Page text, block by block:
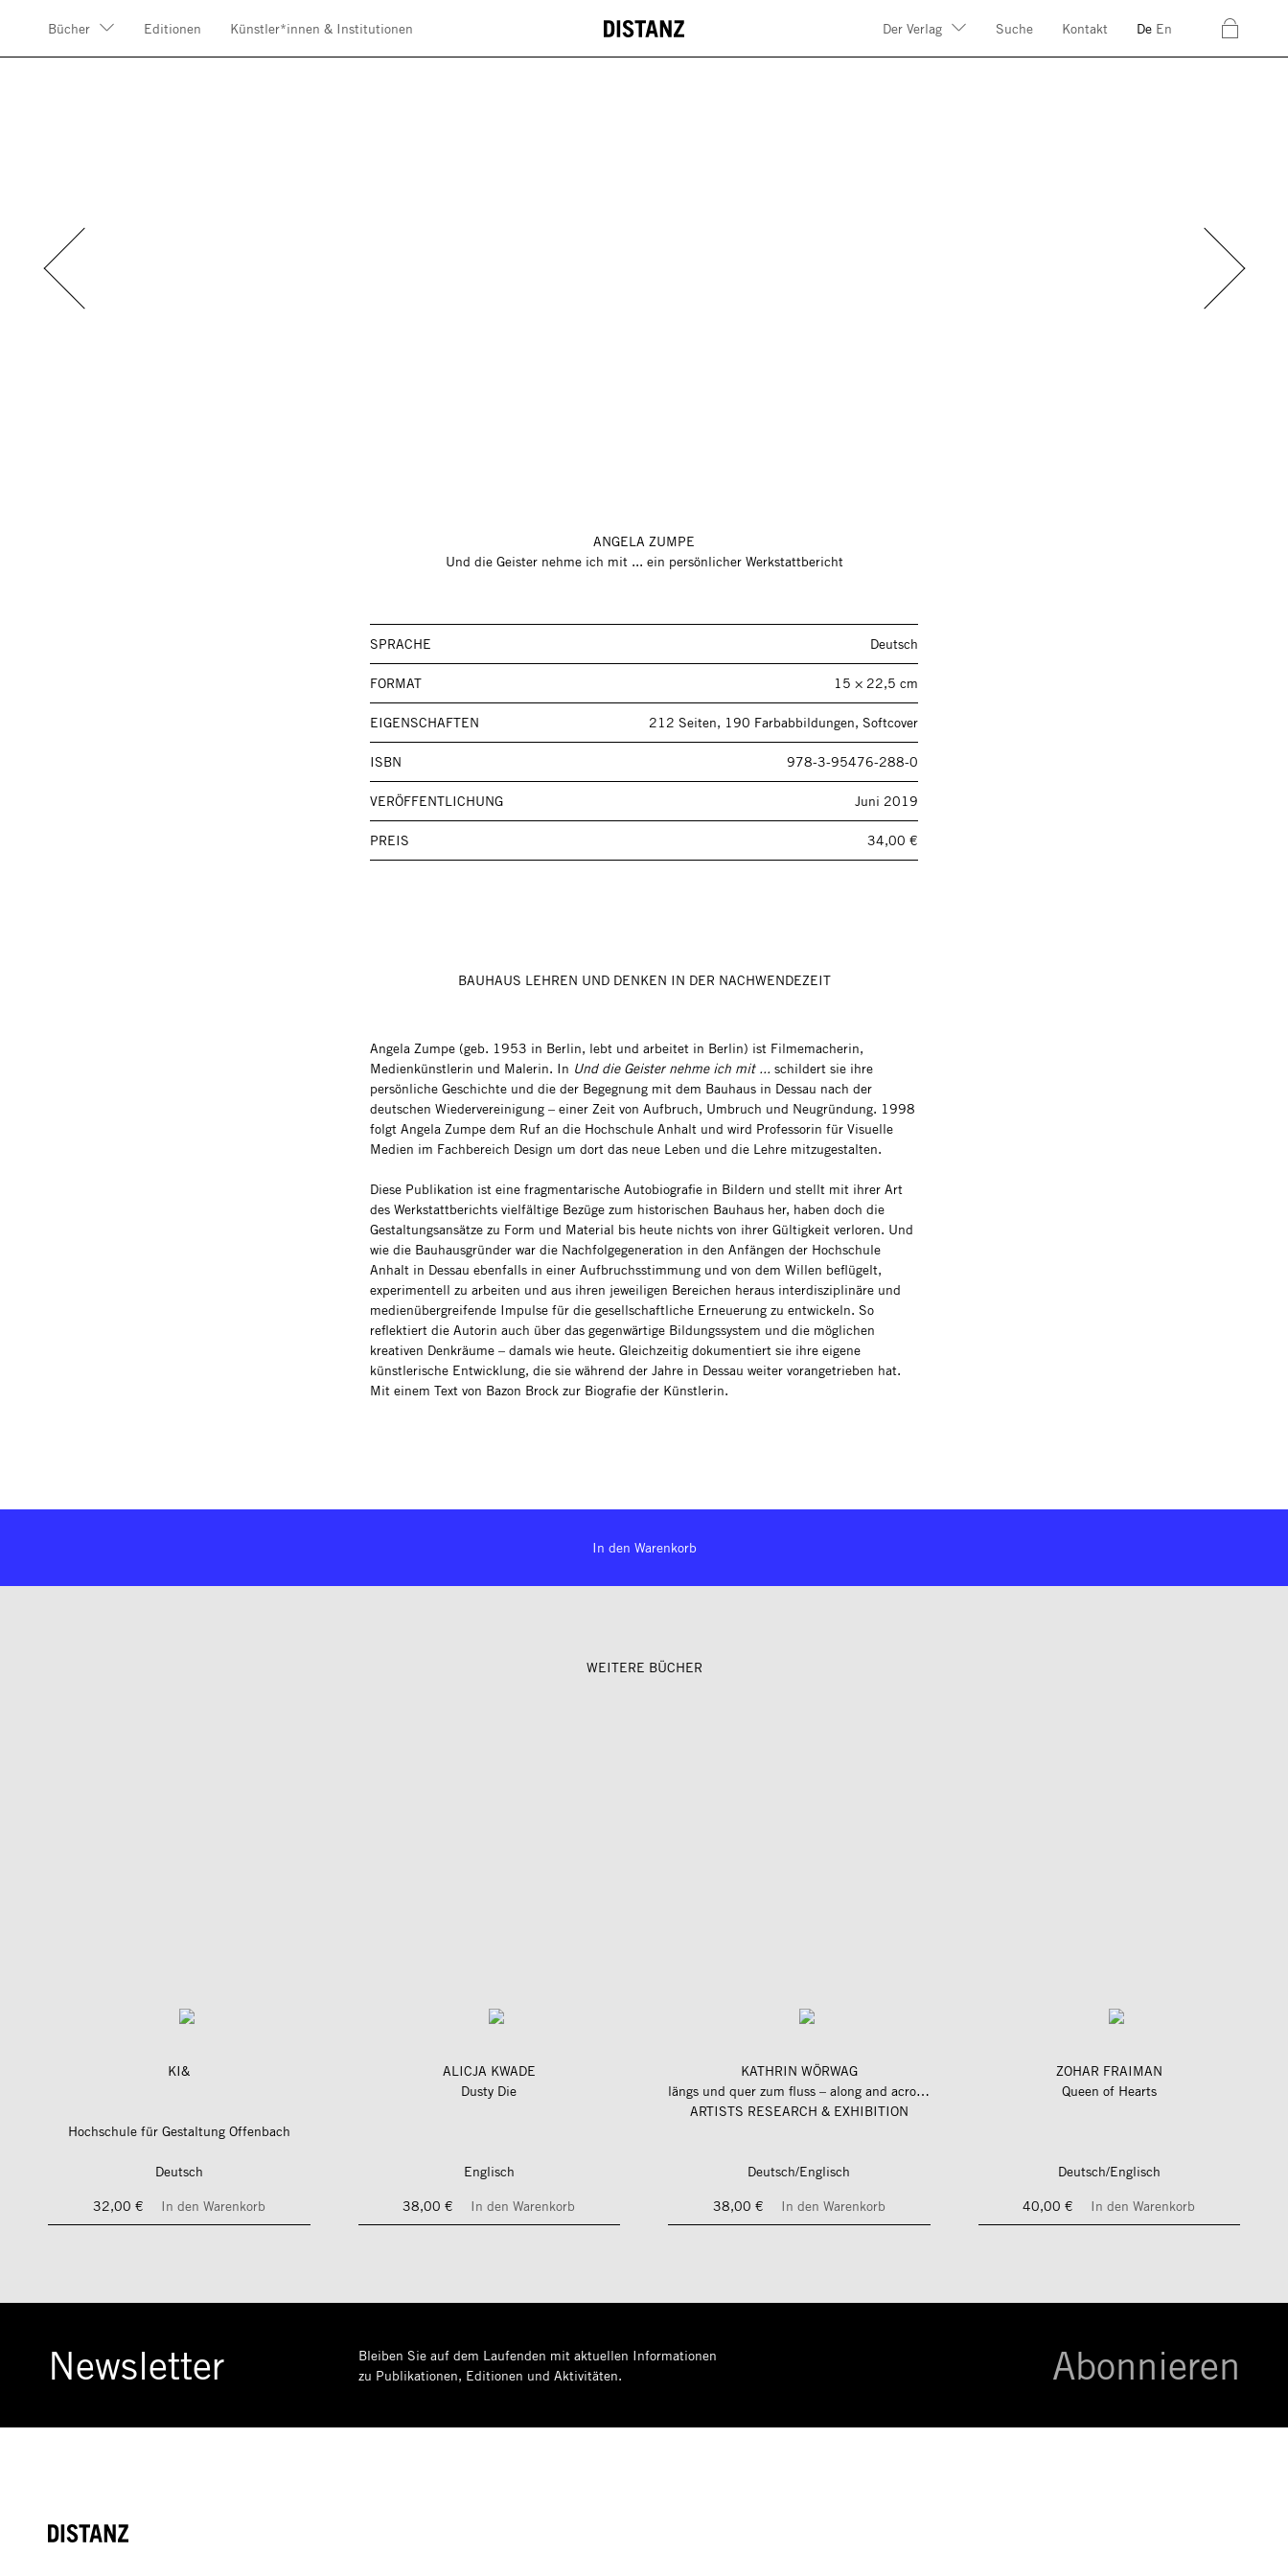
Bücher
Editionen Künstler*innen & Institutionen Der Verlag Suche Kontakt De En c
ANGELA ZUMPE
Und die Geister nehme ich mit ... ein persönlicher Werkstattbericht
SPRACHE Deutsch
FORMAT 15 × 22,5 cm
EIGENSCHAFTEN 212 Seiten, 190 Farbabbildungen, Softcover
ISBN 978-3-95476-288-0
VERÖFFENTLICHUNG Juni 2019
PREIS 34,00 €
BAUHAUS LEHREN UND DENKEN IN DER NACHWENDEZEIT
Angela Zumpe (geb. 1953 in Berlin, lebt und arbeitet in Berlin) ist Filmemacherin,
Medienkünstlerin und Malerin. In Und die Geister nehme ich mit ... schildert sie ihre
persönliche Geschichte und die der Begegnung mit dem Bauhaus in Dessau nach der
deutschen Wiedervereinigung – einer Zeit von Aufbruch, Umbruch und Neugründung. 1998
folgt Angela Zumpe dem Ruf an die Hochschule Anhalt und wird Professorin für Visuelle
Medien im Fachbereich Design um dort das neue Leben und die Lehre mitzugestalten.
Diese Publikation ist eine fragmentarische Autobiografie in Bildern und stellt mit ihrer Art
des Werkstattberichts vielfältige Bezüge zum historischen Bauhaus her, haben doch die
Gestaltungsansätze zu Form und Material bis heute nichts von ihrer Gültigkeit verloren. Und
wie die Bauhausgründer war die Nachfolgegeneration in den Anfängen der Hochschule
Anhalt in Dessau ebenfalls in einer Aufbruchsstimmung und von dem Willen beflügelt,
experimentell zu arbeiten und aus ihren jeweiligen Bereichen heraus interdisziplinäre und
medienübergreifende Impulse für die gesellschaftliche Erneuerung zu entwickeln. So
reflektiert die Autorin auch über das gegenwärtige Bildungssystem und die möglichen
kreativen Denkräume – damals wie heute. Gleichzeitig dokumentiert sie ihre eigene
künstlerische Entwicklung, die sie während der Jahre in Dessau weiter vorangetrieben hat.
Mit einem Text von Bazon Brock zur Biografie der Künstlerin.
In den Warenkorb
WEITERE BÜCHER
KI&
Hochschule für Gestaltung Offenbach
Deutsch
32,00 €
In den Warenkorb
ALICJA KWADE
Dusty Die
Englisch
38,00 €
In den Warenkorb
KATHRIN WÖRWAG
längs und quer zum fluss – along and across the river
ARTISTS RESEARCH & EXHIBITION
Deutsch/Englisch
38,00 €
In den Warenkorb
ZOHAR FRAIMAN
Queen of Hearts
Deutsch/Englisch
40,00 €
In den Warenkorb
Newsletter
Bleiben Sie auf dem Laufenden mit aktuellen Informationen
zu Publikationen, Editionen und Aktivitäten.
Abonnieren
DISTANZ